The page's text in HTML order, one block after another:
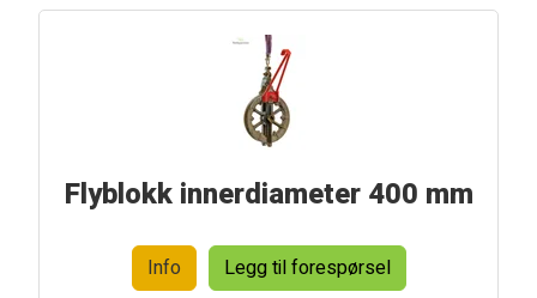
Flyblokk innerdiameter 400 mm
Info Legg til forespørsel